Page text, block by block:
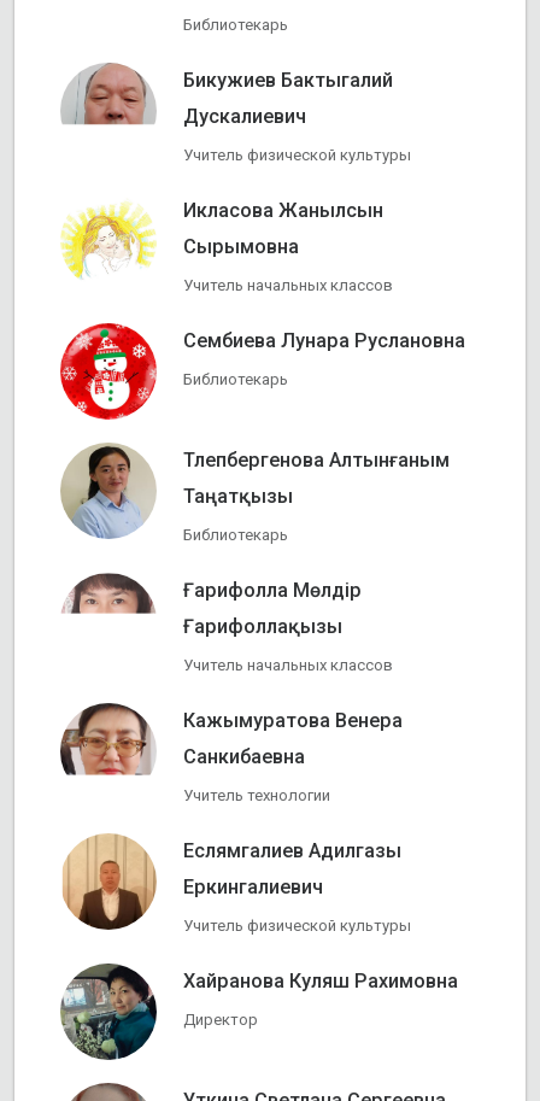
Библиотекарь
Бикужиев Бактыгалий
Дускалиевич
Учитель физической культуры
Икласова Жанылсын
Сырымовна
Учитель начальных классов
Сембиева Лунара Руслановна
Библиотекарь
Тлепбергенова Алтынғаным
Таңатқызы
Библиотекарь
Ғарифолла Мөлдір
Ғарифоллақызы
Учитель начальных классов
Кажымуратова Венера
Санкибаевна
Учитель технологии
Еслямгалиев Адилгазы
Еркингалиевич
Учитель физической культуры
Хайранова Куляш Рахимовна
Директор